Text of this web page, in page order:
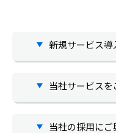
新規サービス
当社サービス
当社の採用に